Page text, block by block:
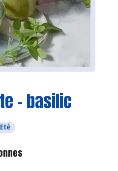
- basilic
Eté